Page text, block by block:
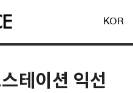
KOR
테이션 익선